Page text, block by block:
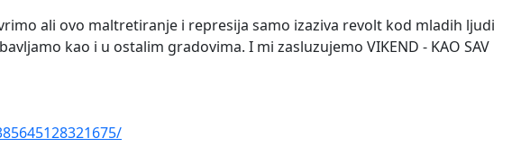
ali ovo maltretiranje i represija samo izaziva revolt kod mladih ljudi
kao i u ostalim gradovima. I mi zasluzujemo VIKEND - KAO SAV